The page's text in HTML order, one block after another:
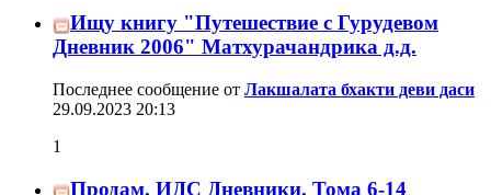
Ищу книгу "Путешествие с Гурудевом
Дневник 2006" Матхурачандрика д.д.
Последнее сообщение от Лакшалата бхакти деви даси
29.09.2023 20:13
1
Продам. ИДС Дневники. Тома 6-14